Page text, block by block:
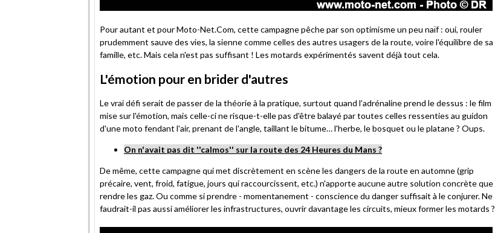
Pour autant et pour Moto-Net.Com, cette campagne pêche par son optimisme un peu naïf : oui, rouler
prudemment sauve des vies, la sienne comme celles des autres usagers de la route, voire l'équilibre de sa
famille, etc. Mais cela n'est pas suffisant ! Les motards expérimentés savent déjà tout cela.
L'émotion pour en brider d'autres
Le vrai défi serait de passer de la théorie à la pratique, surtout quand l’adrénaline prend le dessus : le film
mise sur l'émotion, mais celle-ci ne risque-t-elle pas d'être balayé par toutes celles ressenties au guidon
d'une moto fendant l'air, prenant de l'angle, taillant le bitume… l'herbe, le bosquet ou le platane ? Oups.
On n'avait pas dit ''calmos'' sur la route des 24 Heures du Mans ?
De même, cette campagne qui met discrètement en scène les dangers de la route en automne (grip
précaire, vent, froid, fatigue, jours qui raccourcissent, etc.) n'apporte aucune autre solution concrète que
rendre les gaz. Ou comme si prendre - momentanement - conscience du danger suffisait à le conjurer. Ne
faudrait-il pas aussi améliorer les infrastructures, ouvrir davantage les circuits, mieux former les motards ?